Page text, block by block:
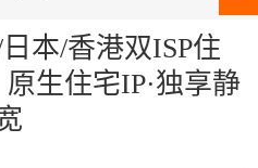
本/香港双ISP住
生住宅IP·独享静